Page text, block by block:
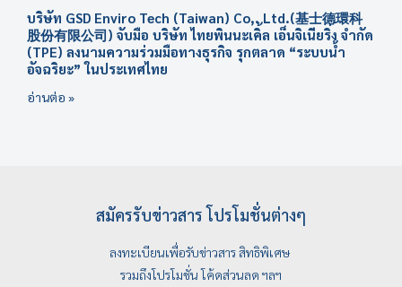
บริษัท GSD Enviro Tech (Taiwan) Co,. Ltd.(基士德環科
股份有限公司) จับมือ บริษัท ไทยพินนะเคิ้ล เอ็นจิเนียริ่ง จำกัด
(TPE) ลงนามความร่วมมือทางธุรกิจ รุกตลาด “ระบบน้ำ
อัจฉริยะ” ในประเทศไทย
อ่านต่อ »
สมัครรับข่าวสาร โปรโมชั่นต่างๆ
ลงทะเบียนเพื่อรับข่าวสาร สิทธิพิเศษ
รวมถึงโปรโมชั่น โค้ดส่วนลด ฯลฯ